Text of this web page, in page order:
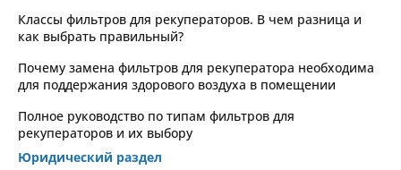
Классы фильтров для рекуператоров. В чем разница и
как выбрать правильный?
Почему замена фильтров для рекуператора необходима
для поддержания здорового воздуха в помещении
Полное руководство по типам фильтров для
рекуператоров и их выбору
Юридический раздел